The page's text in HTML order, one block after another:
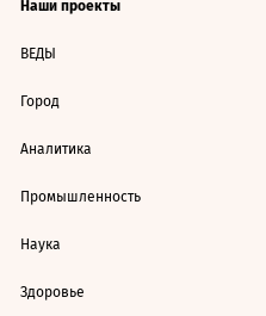
Наши проекты
ВЕДЫ
Город
Аналитика
Промышленность
Наука
Здоровье